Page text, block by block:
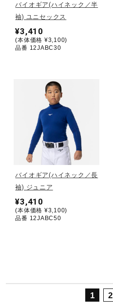
メディカル
コラボ／ライセンス
その他
サポート
取扱店一覧
バイオギア(ハイネック／半
袖) ユニセックス
¥3,410
(本体価格 ¥3,100)
品番 12JABC30
バイオギア(ハイネック／長
袖) ジュニア
¥3,410
(本体価格 ¥3,100)
品番 12JABC50
1 2